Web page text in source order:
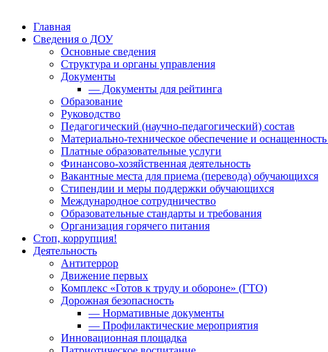
Главная
Сведения о ДОУ
Основные сведения
Структура и органы управления
Документы
— Документы для рейтинга
Образование
Руководство
Педагогический (научно-педагогический) состав
Материально-техническое обеспечение и
Платные образовательные услуги
Финансово-хозяйственная деятельность
Вакантные места для приема (перевода) обучающихся
Стипендии и меры поддержки обучающихся
Международное сотрудничество
Образовательные стандарты и требования
Организация горячего питания
Стоп, коррупция!
Деятельность
Антитеррор
Движение первых
Комплекс «Готов к труду и обороне» (ГТО)
Дорожная безопасность
— Нормативные документы
— Профилактические мероприятия
Инновационная площадка